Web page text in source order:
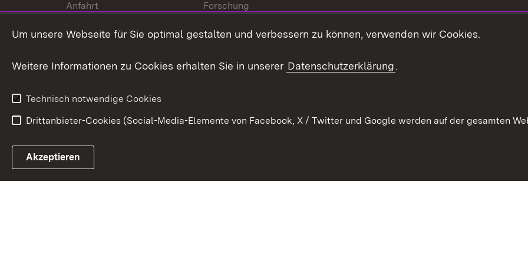
Anfahrt Forschung
Internationales
Mediathek
Ausschreibungen
Link zum Landesportal
Um unsere Webseite für Sie optimal gestalten und verbessern zu können, verwenden wir Cookies.
Weitere Informationen zu Cookies erhalten Sie in unserer Datenschutzerklärung.
Technisch notwendige Cookies
Drittanbieter-Cookies (Social-Media-Elemente von Facebook, X / Twitter und Google werden auf der gesamten
Akzeptieren